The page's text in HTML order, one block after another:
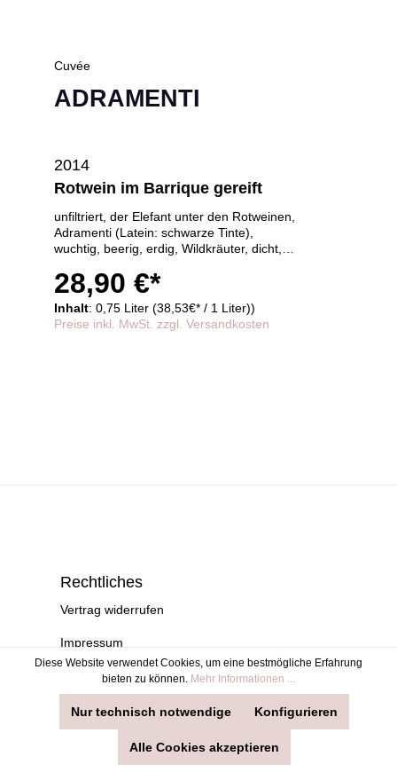
Cuvée
ADRAMENTI
2014
Rotwein im Barrique gereift
unfiltriert, der Elefant unter den Rotweinen,
Adramenti (Latein: schwarze Tinte),
wuchtig, beerig, erdig, Wildkräuter, dicht,
Dunkelrot, ölig, absolutes Unikat, sehr lagerfähig
- es gibt nur eine kleine Charge -
64 Monate im Barrique gereift
28,90 €*
Inhalt: 0,75 Liter (38,53€* / 1 Liter))
Preise inkl. MwSt. zzgl. Versandkosten
Rechtliches
Vertrag widerrufen
Impressum
Datenschutz
Widerruf
Versand & Zahlung
Diese Website verwendet Cookies, um eine bestmögliche Erfahrung
bieten zu können. Mehr Informationen ...
Nur technisch notwendige Konfigurieren
Alle Cookies akzeptieren